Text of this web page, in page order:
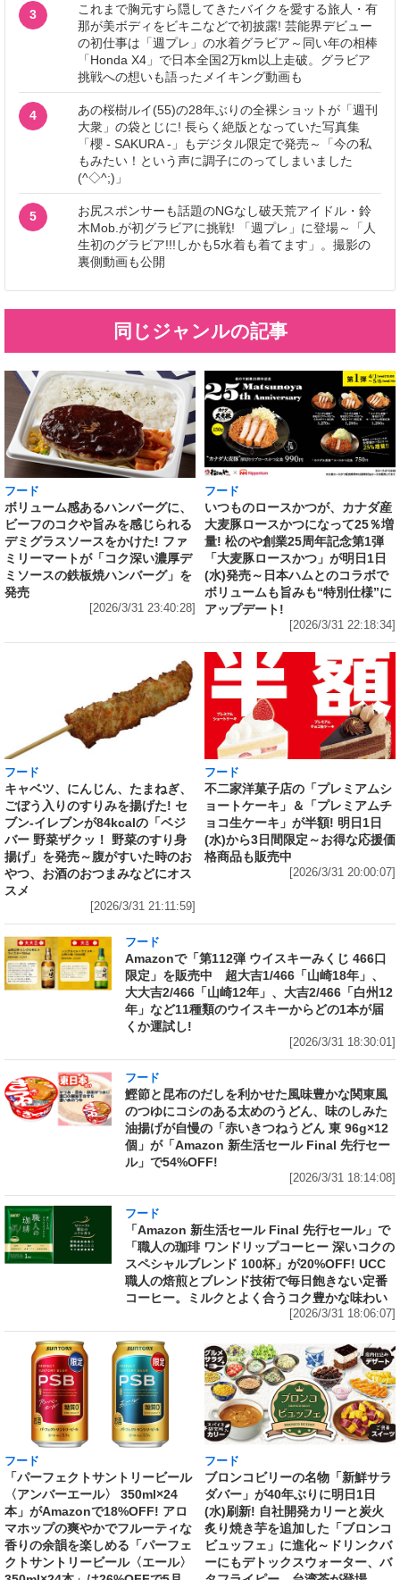
3
これまで胸元すら隠してきたバイクを愛する旅人・有
那が美ボディをビキニなどで初披露! 芸能界デビュー
の初仕事は「週プレ」の水着グラビア～同い年の相棒
「Honda X4」で日本全国2万km以上走破。グラビア
挑戦への想いも語ったメイキング動画も
4
あの桜樹ルイ(55)の28年ぶりの全裸ショットが「週刊
大衆」の袋とじに! 長らく絶版となっていた写真集
「櫻 - SAKURA -」もデジタル限定で発売～「今の私
もみたい！という声に調子にのってしまいました
(^◇^;)」
5
お尻スポンサーも話題のNGなし破天荒アイドル・鈴
木Mob.が初グラビアに挑戦! 「週プレ」に登場～「人
生初のグラビア!!!しかも5水着も着てます」。撮影の
裏側動画も公開
同じジャンルの記事
フード
ボリューム感あるハンバーグに、
ビーフのコクや旨みを感じられる
デミグラスソースをかけた! ファ
ミリーマートが「コク深い濃厚デ
ミソースの鉄板焼ハンバーグ」を
発売
[2026/3/31 23:40:28]
フード
いつものロースかつが、カナダ産
大麦豚ロースかつになって25％増
量! 松のや創業25周年記念第1弾
「大麦豚ロースかつ」が明日1日
(水)発売～日本ハムとのコラボで
ボリュームも旨みも“特別仕様”に
アップデート!
[2026/3/31 22:18:34]
フード
キャベツ、にんじん、たまねぎ、
ごぼう入りのすりみを揚げた! セ
ブン‐イレブンが84kcalの「ベジ
バー 野菜ザクッ！ 野菜のすり身
揚げ」を発売～腹がすいた時のお
やつ、お酒のおつまみなどにオス
スメ
[2026/3/31 21:11:59]
フード
不二家洋菓子店の「プレミアムシ
ョートケーキ」＆「プレミアムチ
ョコ生ケーキ」が半額! 明日1日
(水)から3日間限定～お得な応援価
格商品も販売中
[2026/3/31 20:00:07]
フード
Amazonで「第112弾 ウイスキーみくじ 466口
限定」を販売中 超大吉1/466「山崎18年」、
大大吉2/466「山崎12年」、大吉2/466「白州12
年」など11種類のウイスキーからどの1本が届
くか運試し!
[2026/3/31 18:30:01]
フード
鰹節と昆布のだしを利かせた風味豊かな関東風
のつゆにコシのある太めのうどん、味のしみた
油揚げが自慢の「赤いきつねうどん 東 96g×12
個」が「Amazon 新生活セール Final 先行セー
ル」で54%OFF!
[2026/3/31 18:14:08]
フード
「Amazon 新生活セール Final 先行セール」で
「職人の珈琲 ワンドリップコーヒー 深いコクの
スペシャルブレンド 100杯」が20%OFF! UCC
職人の焙煎とブレンド技術で毎日飽きない定番
コーヒー。ミルクとよく合うコク豊かな味わい
[2026/3/31 18:06:07]
フード
「パーフェクトサントリービール
〈アンバーエール〉 350ml×24
本」がAmazonで18%OFF! アロ
マホップの爽やかでフルーティな
香りの余韻を楽しめる「パーフェ
クトサントリービール〈エール〉
フード
ブロンコビリーの名物「新鮮サラ
ダバー」が40年ぶりに明日1日
(水)刷新! 自社開発カリーと炭火
炙り焼き芋を追加した「ブロンコ
ビュッフェ」に進化～ドリンクバ
ーにもデトックスウォーター、バ